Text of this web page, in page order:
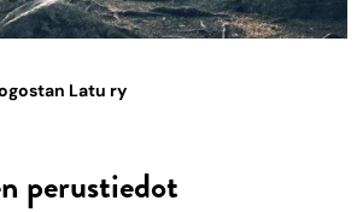
Latu ry
perustiedot